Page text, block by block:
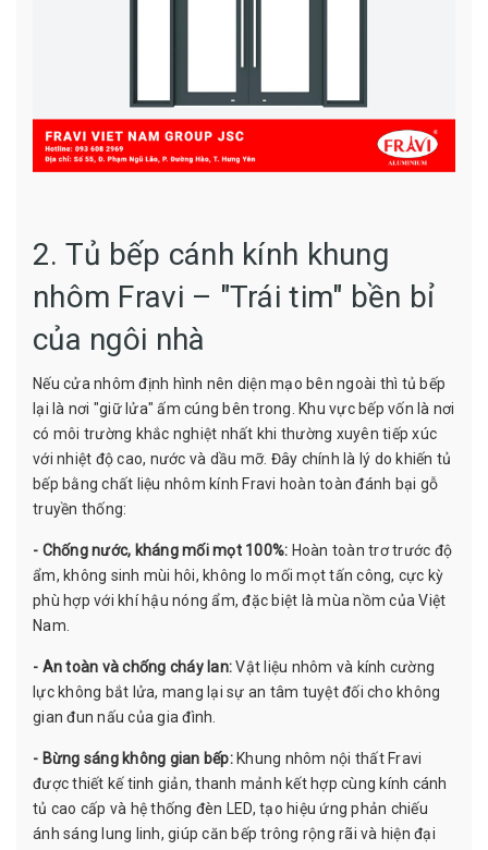
2. Tủ bếp cánh kính khung
nhôm Fravi – "Trái tim" bền bỉ
của ngôi nhà
Nếu cửa nhôm định hình nên diện mạo bên ngoài thì tủ bếp
lại là nơi "giữ lửa" ấm cúng bên trong. Khu vực bếp vốn là nơi
có môi trường khắc nghiệt nhất khi thường xuyên tiếp xúc
với nhiệt độ cao, nước và dầu mỡ. Đây chính là lý do khiến tủ
bếp bằng chất liệu nhôm kính Fravi hoàn toàn đánh bại gỗ
truyền thống:
- Chống nước, kháng mối mọt 100%: Hoàn toàn trơ trước độ
ẩm, không sinh mùi hôi, không lo mối mọt tấn công, cực kỳ
phù hợp với khí hậu nóng ẩm, đặc biệt là mùa nồm của Việt
Nam.
- An toàn và chống cháy lan:Vật liệu nhôm và kính cường
lực không bắt lửa, mang lại sự an tâm tuyệt đối cho không
gian đun nấu của gia đình.
- Bừng sáng không gian bếp:Khung nhôm nội thất Fravi
được thiết kế tinh giản, thanh mảnh kết hợp cùng kính cánh
tủ cao cấp và hệ thống đèn LED, tạo hiệu ứng phản chiếu
ánh sáng lung linh, giúp căn bếp trông rộng rãi và hiện đại